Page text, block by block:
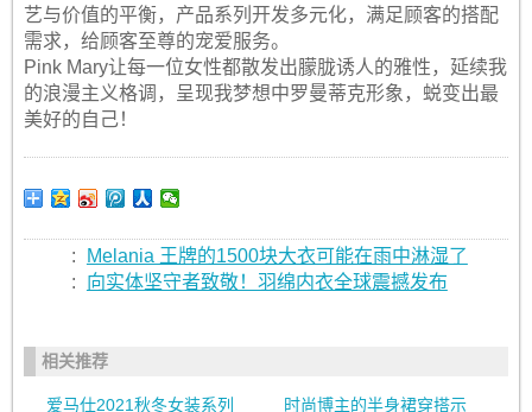
艺与价值的平衡，产品系列开发多元化，满足顾客的搭配
需求，给顾客至尊的宠爱服务。
Pink Mary让每一位女性都散发出朦胧诱人的雅性，延续我
的浪漫主义格调，呈现我梦想中罗曼蒂克形象，蜕变出最
美好的自己！
:
Melania 王牌的1500块大衣可能在雨中淋湿了
:
向实体坚守者致敬！羽绵内衣全球震撼发布
相关推荐
爱马仕2021秋冬女装系列 时尚博主的半身裙穿搭示